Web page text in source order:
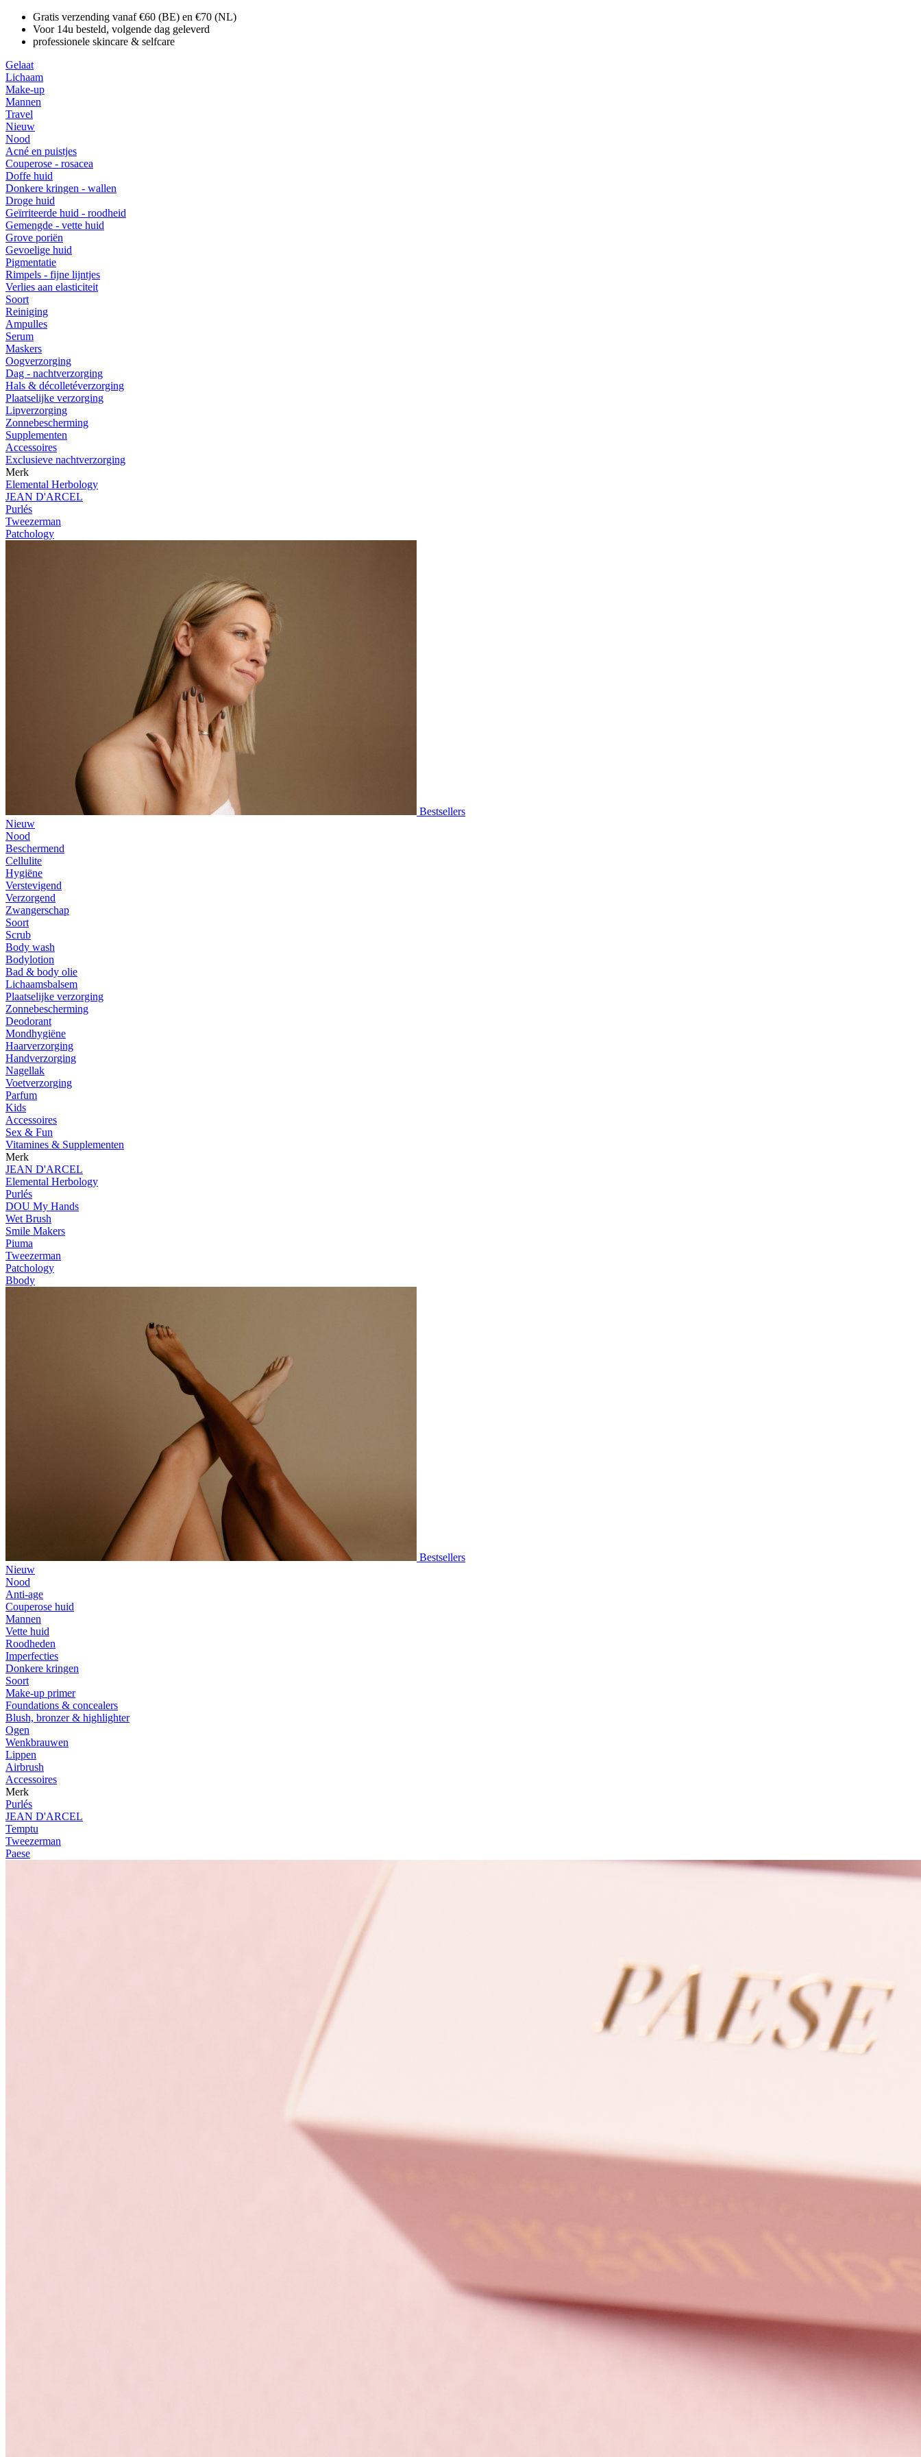
Gratis verzending vanaf €60 (BE) en €70 (NL)
Voor 14u besteld, volgende dag geleverd
professionele skincare & selfcare
Gelaat
Lichaam
Make-up
Mannen
Travel
Nieuw
Nood
Acné en puistjes
Couperose - rosacea
Doffe huid
Donkere kringen - wallen
Droge huid
Geïrriteerde huid - roodheid
Gemengde - vette huid
Grove poriën
Gevoelige huid
Pigmentatie
Rimpels - fijne lijntjes
Verlies aan elasticiteit
Soort
Reiniging
Ampulles
Serum
Maskers
Oogverzorging
Dag - nachtverzorging
Hals & décolletéverzorging
Plaatselijke verzorging
Lipverzorging
Zonnebescherming
Supplementen
Accessoires
Exclusieve nachtverzorging
Merk
Elemental Herbology
JEAN D'ARCEL
Purlés
Tweezerman
Patchology
Bestsellers
Nieuw
Nood
Beschermend
Cellulite
Hygiëne
Verstevigend
Verzorgend
Zwangerschap
Soort
Scrub
Body wash
Bodylotion
Bad & body olie
Lichaamsbalsem
Plaatselijke verzorging
Zonnebescherming
Deodorant
Mondhygiëne
Haarverzorging
Handverzorging
Nagellak
Voetverzorging
Parfum
Kids
Accessoires
Sex & Fun
Vitamines & Supplementen
Merk
JEAN D'ARCEL
Elemental Herbology
Purlés
DOU My Hands
Wet Brush
Smile Makers
Piuma
Tweezerman
Patchology
Bbody
Bestsellers
Nieuw
Nood
Anti-age
Couperose huid
Mannen
Vette huid
Roodheden
Imperfecties
Donkere kringen
Soort
Make-up primer
Foundations & concealers
Blush, bronzer & highlighter
Ogen
Wenkbrauwen
Lippen
Airbrush
Accessoires
Merk
Purlés
JEAN D'ARCEL
Temptu
Tweezerman
Paese